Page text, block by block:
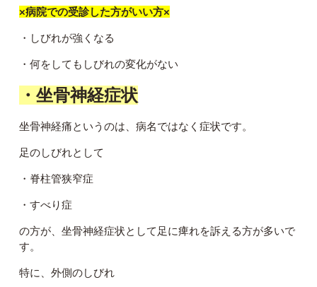
×病院での受診した方がいい方×
・しびれが強くなる
・何をしてもしびれの変化がない
・坐骨神経症状
坐骨神経痛というのは、病名ではなく症状です。
足のしびれとして
・脊柱管狭窄症
・すべり症
の方が、坐骨神経症状として足に痺れを訴える方が多いで
す。
特に、外側のしびれ